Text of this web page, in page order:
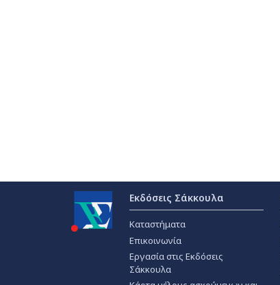
Εκδόσεις Σάκκουλα
Καταστήματα
Επικοινωνία
Εργασία στις Εκδόσεις
Σάκκουλα